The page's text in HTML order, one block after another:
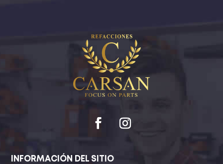
INFORMACIÓN DEL SITIO